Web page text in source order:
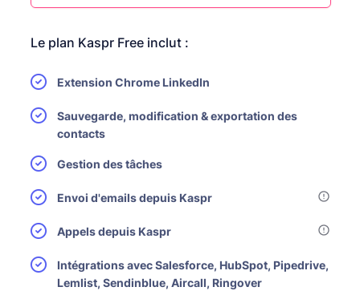
Le plan Kaspr Free inclut :
Extension Chrome LinkedIn
Sauvegarde, modification & exportation des
contacts
Gestion des tâches
Envoi d'emails depuis Kaspr
Appels depuis Kaspr
Intégrations avec Salesforce, HubSpot, Pipedrive,
Lemlist, Sendinblue, Aircall, Ringover